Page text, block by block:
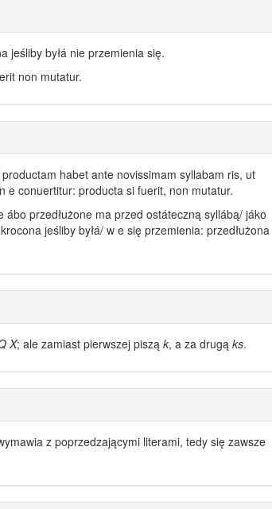
jeśliby byłá nie przemienia się.
non mutatur.
habet ante novissimam syllabam ris, ut
e conuertitur: producta si fuerit, non mutatur.
ábo przedłużone ma przed ostáteczną syllábą/ jáko
jeśliby byłá/ w e się przemienia: przedłużona
X; ale zamiast pierwszej piszą k, a za drugą ks.
z poprzedzającymi literami, tedy się zawsze